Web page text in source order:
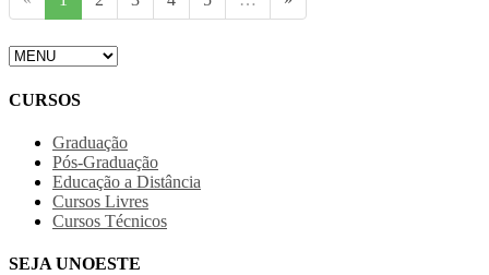
CURSOS
Graduação
Pós-Graduação
Educação a Distância
Cursos Livres
Cursos Técnicos
SEJA UNOESTE